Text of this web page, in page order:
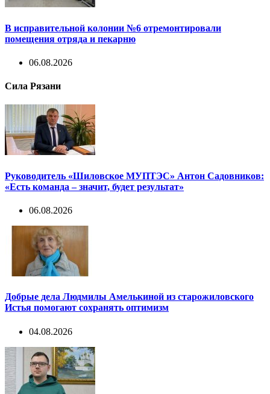
В исправительной колонии №6 отремонтировали
помещения отряда и пекарню
06.08.2026
Сила Рязани
Руководитель «Шиловское МУПТЭС» Антон Садовников:
«Есть команда – значит, будет результат»
06.08.2026
Добрые дела Людмилы Амелькиной из старожиловского
Истья помогают сохранять оптимизм
04.08.2026